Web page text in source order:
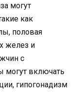
могут
как
половая
желез и
с
могут включать
гипогонадизм